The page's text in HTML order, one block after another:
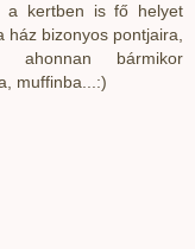
a kertben is fő helyet
ház bizonyos pontjaira,
bármikor
muffinba...:)